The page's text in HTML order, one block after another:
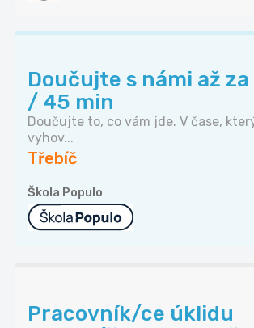
Doučujte s námi až
/ 45 min
Doučujte to, co vám jde. V čase,
vyhov...
Třebíč
Škola Populo
Pracovník/ce úklidu